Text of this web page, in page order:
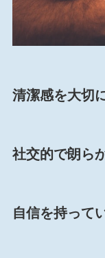
清潔感を大切
社交的で朗ら
自信を持って